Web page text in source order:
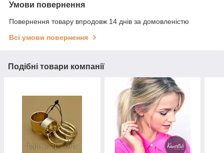
Умови повернення
Повернення товару впродовж 14 днів за домовленістю
Всі умови повернення
Подібні товари компанії